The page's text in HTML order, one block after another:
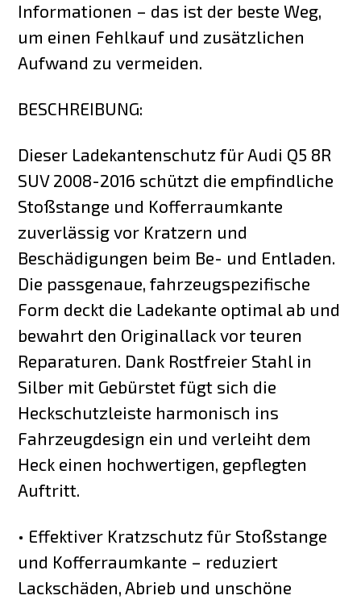
Informationen – das ist der beste Weg,
um einen Fehlkauf und zusätzlichen
Aufwand zu vermeiden.
BESCHREIBUNG:
Dieser Ladekantenschutz für Audi Q5 8R
SUV 2008-2016 schützt die empfindliche
Stoßstange und Kofferraumkante
zuverlässig vor Kratzern und
Beschädigungen beim Be- und Entladen.
Die passgenaue, fahrzeugspezifische
Form deckt die Ladekante optimal ab und
bewahrt den Originallack vor teuren
Reparaturen. Dank Rostfreier Stahl in
Silber mit Gebürstet fügt sich die
Heckschutzleiste harmonisch ins
Fahrzeugdesign ein und verleiht dem
Heck einen hochwertigen, gepflegten
Auftritt.
• Effektiver Kratzschutz für Stoßstange
und Kofferraumkante – reduziert
Lackschäden, Abrieb und unschöne